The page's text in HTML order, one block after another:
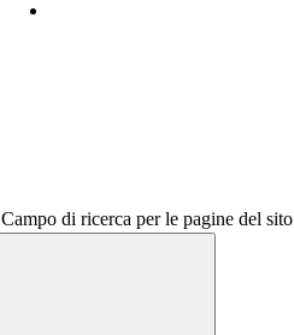
Campo di ricerca per le pagine del sito